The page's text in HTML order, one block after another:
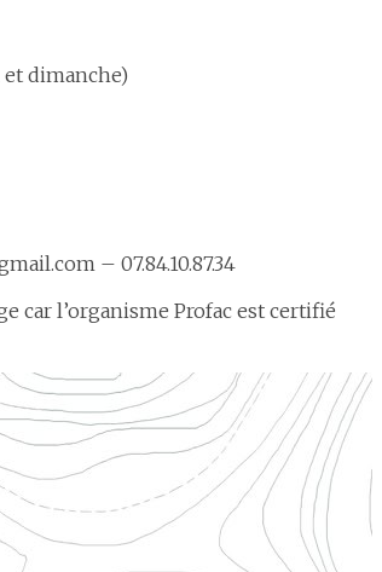
et dimanche)
– 07.84.10.87.34
car l’organisme Profac est certifié